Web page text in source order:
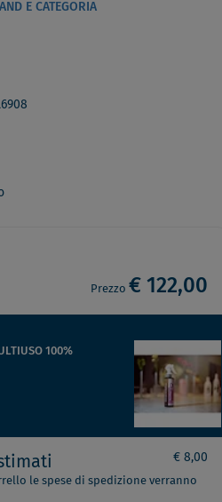
E CATEGORIA
Prezzo € 122,00
100%
€ 8,00
le spese di spedizione verranno